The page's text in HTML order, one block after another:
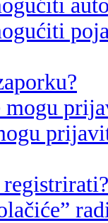
mogu
registrirati?